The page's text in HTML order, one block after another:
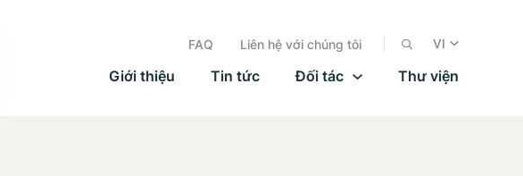
FAQ Liên hệ với chúng tôi VI
Giới thiệu Tin tức Đối tác Thư viện